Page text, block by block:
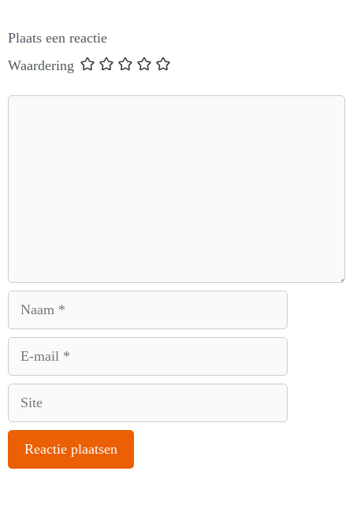
Plaats een reactie
Waardering